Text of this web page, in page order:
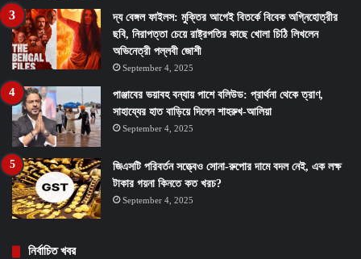
দ্য বেঙ্গল ফাইলস: মুক্তির আগেই বিতর্কে বিবেক অগ্নিহোত্রীর
ছবি, নিরাপত্তা চেয়ে রাষ্ট্রপতির কাছে খোলা চিঠি লিখলেন
অভিনেত্রী পল্লবী জোশী
September 4, 2025
পাঞ্জাবের ভয়াবহ বন্যায় পাশে বলিউড: প্রার্থনা থেকে ত্রাণ,
সাহায্যের হাত বাড়িয়ে দিলেন শাহরুখ-আলিয়া
September 4, 2025
জিএসটি পরিবর্তন সত্ত্বেও সোনা-রুপোর দামে বদল নেই, এক লক্ষ
টাকার গয়না কিনতে কত খরচ?
September 4, 2025
নির্বাচিত খবর